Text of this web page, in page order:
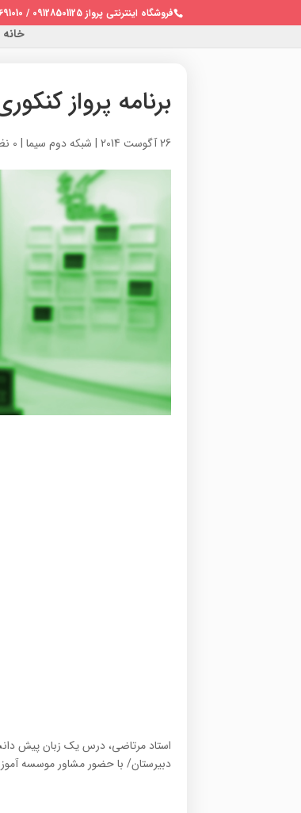
فروشگاه اینترنتی پرواز 09128501125 / 02122691010
خانه
برنامه پرواز کنکوری ها –
26 آگوست 2014 | شبکه دوم سیما | 0 نظر
استاد مرتاضی، درس یک زبان پیش
دبیرستان/ با حضور مشاور موسسه